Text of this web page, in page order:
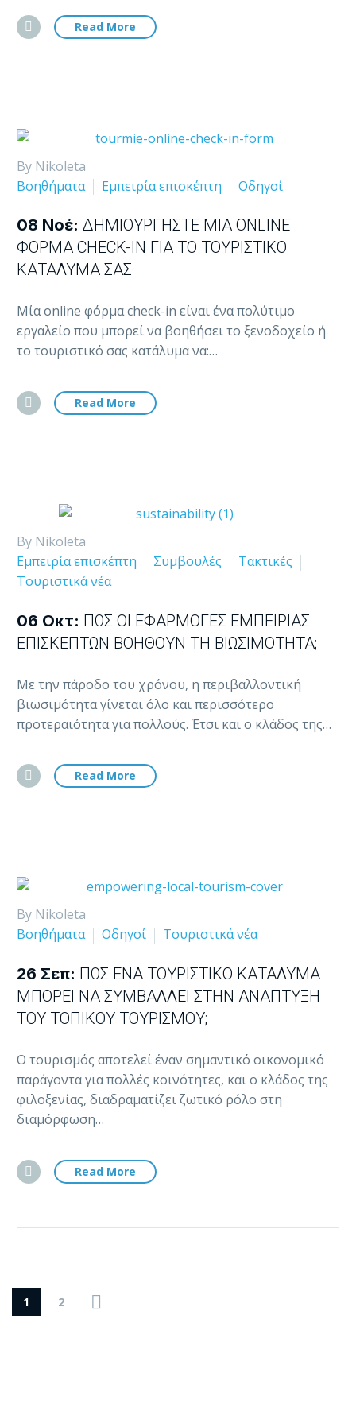
Read More
By Nikoleta
Βοηθήματα
Εμπειρία επισκέπτη Οδηγοί
08 Νοέ: ΔΗΜΙΟΥΡΓΉΣΤΕ ΜΊΑ ONLINE
ΦΌΡΜΑ CHECK-IN ΓΙΑ ΤΟ ΤΟΥΡΙΣΤΙΚΌ
ΚΑΤΆΛΥΜΆ ΣΑΣ
Μία online φόρμα check-in είναι ένα πολύτιμο
εργαλείο που μπορεί να βοηθήσει το ξενοδοχείο ή
το τουριστικό σας κατάλυμα να:…
Read More
By Nikoleta
Εμπειρία επισκέπτη
Συμβουλές
Τακτικές
Τουριστικά νέα
06 Οκτ: ΠΏΣ ΟΙ ΕΦΑΡΜΟΓΈΣ ΕΜΠΕΙΡΊΑΣ
ΕΠΙΣΚΕΠΤΏΝ ΒΟΗΘΟΎΝ ΤΗ ΒΙΩΣΙΜΌΤΗΤΑ;
Με την πάροδο του χρόνου, η περιβαλλοντική
βιωσιμότητα γίνεται όλο και περισσότερο
προτεραιότητα για πολλούς. Έτσι και ο κλάδος της…
Read More
By Nikoleta
Βοηθήματα
Οδηγοί Τουριστικά νέα
26 Σεπ: ΠΏΣ ΈΝΑ ΤΟΥΡΙΣΤΙΚΌ ΚΑΤΆΛΥΜΑ
ΜΠΟΡΕΊ ΝΑ ΣΥΜΒΆΛΛΕΙ ΣΤΗΝ ΑΝΆΠΤΥΞΗ
ΤΟΥ ΤΟΠΙΚΟΎ ΤΟΥΡΙΣΜΟΎ;
Ο τουρισμός αποτελεί έναν σημαντικό οικονομικό
παράγοντα για πολλές κοινότητες, και ο κλάδος της
φιλοξενίας, διαδραματίζει ζωτικό ρόλο στη
διαμόρφωση…
Read More
1 2